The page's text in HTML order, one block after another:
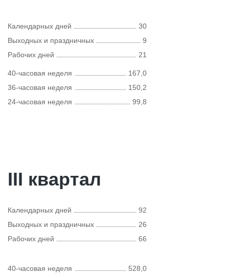
Календарных дней
30
Выходных и праздничных
9
Рабочих дней
21
40-часовая неделя
167,0
36-часовая неделя
150,2
24-часовая неделя
99,8
III квартал
Календарных дней
92
Выходных и праздничных
26
Рабочих дней
66
40-часовая неделя 528,0